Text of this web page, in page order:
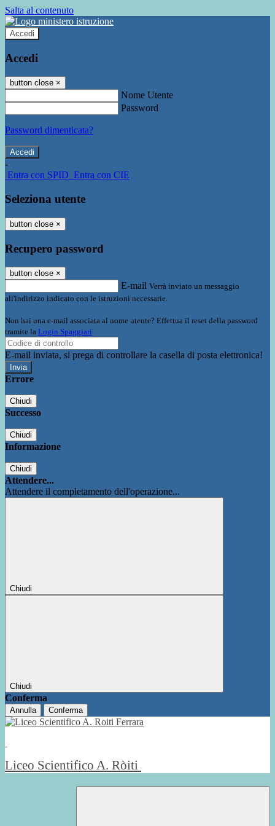
Salta al contenuto
Accedi
Accedi
button close ×
Nome Utente
Password
Password dimenticata?
-
Entra con SPID Entra con CIE
Seleziona utente
button close ×
Recupero password
button close ×
E-mail Verrà inviato un messaggio
all'indirizzo indicato con le istruzioni necessarie.
Non hai una e-mail associata al nome utente? Effettua il reset della password
tramite la Login Spaggiari
E-mail inviata, si prega di controllare la casella di posta elettronica!
Errore
Chiudi
Successo
Chiudi
Informazione
Chiudi
Attendere...
Attendere il completamento dell'operazione...
Chiudi
Chiudi
Conferma
Annulla Conferma
Liceo Scientifico A. Ròiti